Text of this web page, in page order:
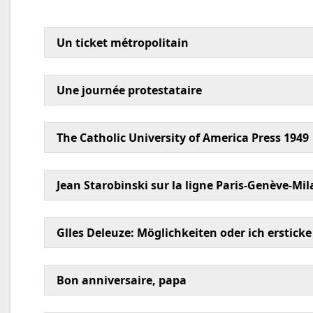
Un ticket métropolitain
Une journée protestataire
The Catholic University of America Press 1949
Jean Starobinski sur la ligne Paris-Genève-
Glles Deleuze: Möglichkeiten oder ich ersticke
Bon anniversaire, papa